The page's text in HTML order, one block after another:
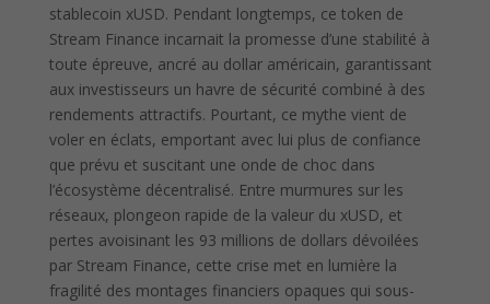
stablecoin xUSD. Pendant longtemps, ce token de
Stream Finance incarnait la promesse d’une stabilité à
toute épreuve, ancré au dollar américain, garantissant
aux investisseurs un havre de sécurité combiné à des
rendements attractifs. Pourtant, ce mythe vient de
voler en éclats, emportant avec lui plus de confiance
que prévu et suscitant une onde de choc dans
l’écosystème décentralisé. Entre murmures sur les
réseaux, plongeon rapide de la valeur du xUSD, et
pertes avoisinant les 93 millions de dollars dévoilées
par Stream Finance, cette crise met en lumière la
fragilité des montages financiers opaques qui sous-